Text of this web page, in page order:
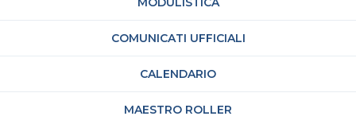
COMUNICATI UFFICIALI
CALENDARIO
MAESTRO ROLLER